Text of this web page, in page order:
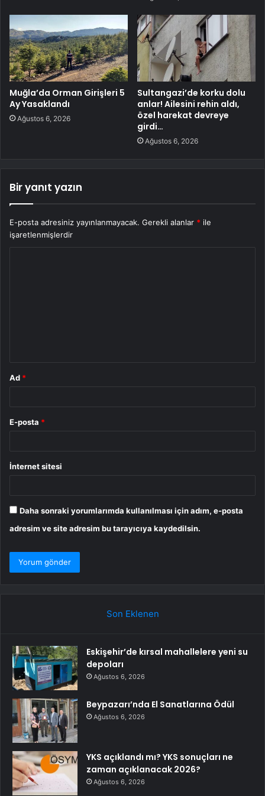
Muğla’da Orman Girişleri 5
Ay Yasaklandı
Ağustos 6, 2026
Sultangazi’de korku dolu
anlar! Ailesini rehin aldı,
özel harekat devreye
girdi…
Ağustos 6, 2026
Bir yanıt yazın
E-posta adresiniz yayınlanmayacak. Gerekli alanlar * ile
işaretlenmişlerdir
Ad *
E-posta *
İnternet sitesi
Daha sonraki yorumlarımda kullanılması için adım, e-posta
adresim ve site adresim bu tarayıcıya kaydedilsin.
Son Eklenen
Eskişehir’de kırsal mahallelere yeni su
depoları
Ağustos 6, 2026
Beypazarı’nda El Sanatlarına Ödül
Ağustos 6, 2026
YKS açıklandı mı? YKS sonuçları ne
zaman açıklanacak 2026?
Ağustos 6, 2026